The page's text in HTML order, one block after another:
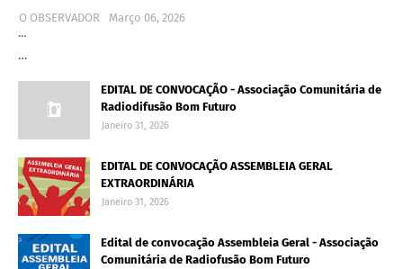
O OBSERVADOR
Março 06, 2026
…
…
EDITAL DE CONVOCAÇÃO - Associação Comunitária de
Radiodifusão Bom Futuro
Janeiro 31, 2026
EDITAL DE CONVOCAÇÃO ASSEMBLEIA GERAL
EXTRAORDINÁRIA
Janeiro 31, 2026
Edital de convocação Assembleia Geral - Associação
Comunitária de Radiofusão Bom Futuro